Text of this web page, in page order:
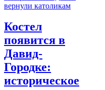
Костел
появится в
Давид-
Городке:
историческое